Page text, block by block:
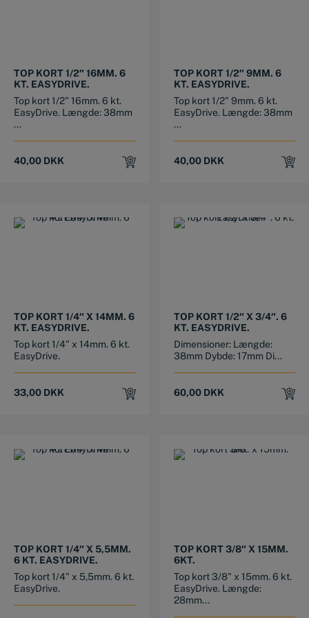
TOP KORT 1/2″ 16MM. 6
KT. EASYDRIVE.
Top kort 1/2" 16mm. 6 kt.
EasyDrive. Længde: 38mm
...
40,00 DKK
TOP KORT 1/2″ 9MM. 6
KT. EASYDRIVE.
Top kort 1/2" 9mm. 6 kt.
EasyDrive. Længde: 38mm
...
40,00 DKK
TOP KORT 1/4″ X 14MM. 6
KT. EASYDRIVE.
Top kort 1/4" x 14mm. 6 kt.
EasyDrive.
33,00 DKK
TOP KORT 1/2″ X 3/4″. 6
KT. EASYDRIVE.
Dimensioner: Længde:
38mm Dybde: 17mm Di...
60,00 DKK
TOP KORT 1/4″ X 5,5MM.
6 KT. EASYDRIVE.
Top kort 1/4" x 5,5mm. 6 kt.
EasyDrive.
TOP KORT 3/8″ X 15MM.
6KT.
Top kort 3/8" x 15mm. 6 kt.
EasyDrive. Længde:
28mm...